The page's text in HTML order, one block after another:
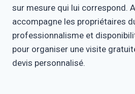
sur mesure qui lui correspond.
accompagne les propriétaires
professionnalisme et
pour organiser une visite
devis personnalisé.